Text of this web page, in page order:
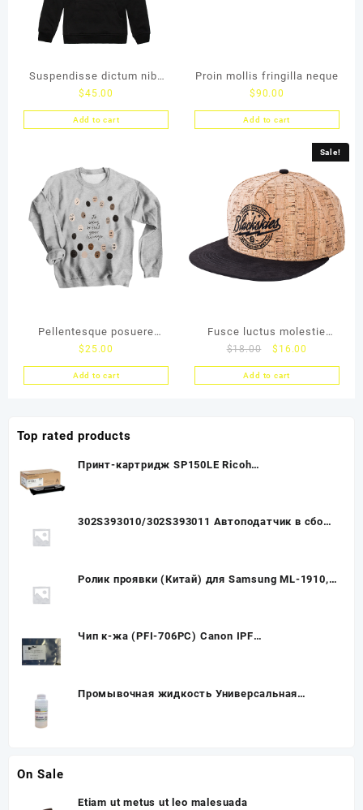
Suspendisse dictum nibh
quis neque
$45.00
Add to cart
Proin mollis fringilla neque
$90.00
Add to cart
Pellentesque posuere
purus in lacus
$25.00
Add to cart
Sale!
Fusce luctus molestie
lacus
$18.00 $ 16.00
Add to cart
Top rated products
Принт-картридж SP150LE Ricoh
302S393010/302S393011 Автоподатчик в сборе
Ролик проявки (Китай) для Samsung ML-1910,
Чип к-жа (PFI-706PC) Canon IPF
Промывочная жидкость Универсальная
On Sale
Etiam ut metus ut leo malesuada